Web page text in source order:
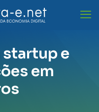
startup e
em